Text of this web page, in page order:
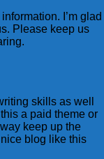
I’m glad
Please keep us
skills as well
a paid theme or
keep up the
blog like this